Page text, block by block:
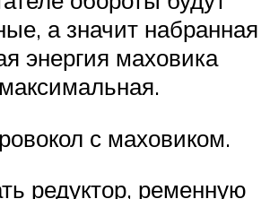
а значит набранная
энергия маховика
с маховиком.
редуктор, ременную